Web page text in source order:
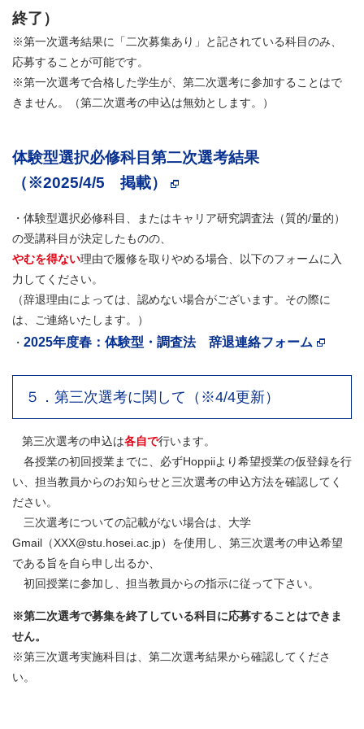
終了）
※第一次選考結果に「二次募集あり」と記されている科目のみ、
応募することが可能です。
※第一次選考で合格した学生が、第二次選考に参加することはで
きません。（第二次選考の申込は無効とします。）
体験型選択必修科目第二次選考結果
（※2025/4/5 掲載）
・体験型選択必修科目、またはキャリア研究調査法（質的/量的）
の受講科目が決定したものの、
やむを得ない理由で履修を取りやめる場合、以下のフォームに入
力してください。
（辞退理由によっては、認めない場合がございます。その際に
は、ご連絡いたします。）
・ 2025年度春：体験型・調査法 辞退連絡フォーム
５．第三次選考に関して（※4/4更新）
第三次選考の申込は各自で行います。
各授業の初回授業までに、必ずHoppiiより希望授業の仮登録を行
い、担当教員からのお知らせと三次選考の申込方法を確認してく
ださい。
三次選考についての記載がない場合は、大学
Gmail（XXX@stu.hosei.ac.jp）を使用し、第三次選考の申込希望
である旨を自ら申し出るか、
初回授業に参加し、担当教員からの指示に従って下さい。
※第二次選考で募集を終了している科目に応募することはできま
せん。
※第三次選考実施科目は、第二次選考結果から確認してくださ
い。